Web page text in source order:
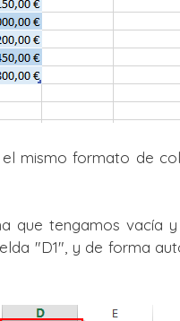
mismo formato de
tengamos vacía
"D1", y de forma